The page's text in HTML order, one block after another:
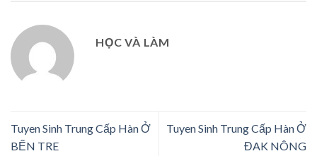
HỌC VÀ LÀM
Tuyen Sinh Trung Cấp Hàn Ở
BẾN TRE
Tuyen Sinh Trung Cấp Hàn Ở
ĐAK NÔNG